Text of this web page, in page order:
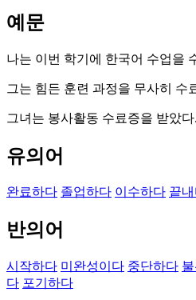
예문
나는 이번 학기에 한국어 수업을
그는 힘든 훈련 과정을 무사히 수
그녀는 봉사활동 수료증을 받았다.
유의어
완료하다 졸업하다 이수하다 끝
반의어
시작하다 미완성이다 중단하다
다 포기하다